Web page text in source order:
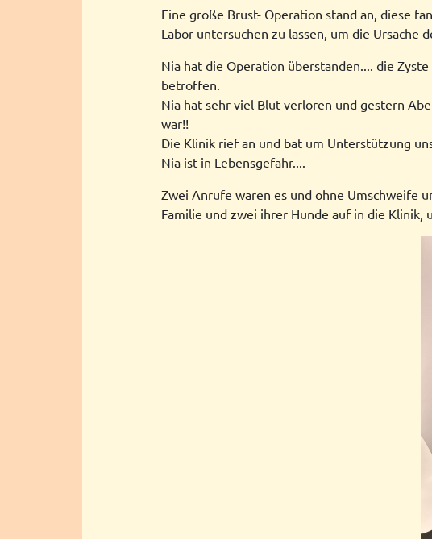
Eine große Brust- Operation stand an, diese
Labor untersuchen zu lassen, um die Ursache
Nia hat die Operation überstanden.... die
betroffen.
Nia hat sehr viel Blut verloren und gestern
war!!
Die Klinik rief an und bat um Unterstützung
Nia ist in Lebensgefahr....
Zwei Anrufe waren es und ohne Umschweife
Familie und zwei ihrer Hunde auf in die Klinik,